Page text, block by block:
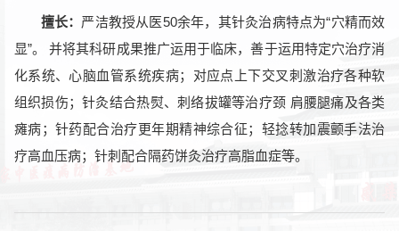
擅长： 严洁教授从医50余年，其针灸治病特点为“穴精而效
显”。 并将其科研成果推广运用于临床，善于运用特定穴治疗消
化系统、心脑血管系统疾病；对应点上下交叉刺激治疗各种软
组织损伤；针灸结合热熨、刺络拔罐等治疗颈 肩腰腿痛及各类
瘫病；针药配合治疗更年期精神综合征；轻捻转加震颤手法治
疗高血压病；针刺配合隔药饼灸治疗高脂血症等。